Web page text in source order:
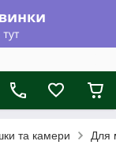
та камери Для